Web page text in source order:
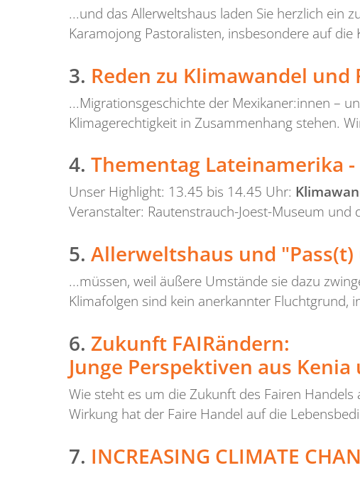
...und das Allerweltshaus laden Sie herzlich ein
Karamojong Pastoralisten, insbesondere auf
3. Reden zu Klimawandel
...Migrationsgeschichte der Mexikaner:innen –
Klimagerechtigkeit in Zusammenhang stehen.
4. Thementag Lateinamerika
Unser Highlight: 13.45 bis 14.45 Uhr:
Veranstalter: Rautenstrauch-Joest-Museum und
5. Allerweltshaus und
...müssen, weil äußere Umstände sie dazu
Klimafolgen sind kein anerkannter Fluchtgrund,
6. Zukunft FAIRändern:
Junge Perspektiven aus
Wie steht es um die Zukunft des Fairen Handels
Wirkung hat der Faire Handel auf die
7. INCREASING CLIMATE